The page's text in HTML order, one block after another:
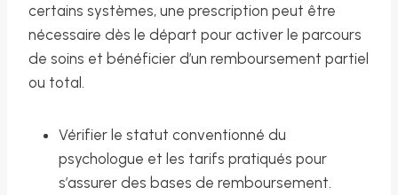
certains systèmes, une prescription peut être
nécessaire dès le départ pour activer le parcours
de soins et bénéficier d’un remboursement partiel
ou total.
Vérifier le statut conventionné du
psychologue et les tarifs pratiqués pour
s’assurer des bases de remboursement.